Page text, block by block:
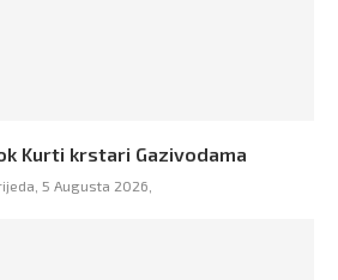
Kurti krstari Gazivodama
5 Augusta 2026,